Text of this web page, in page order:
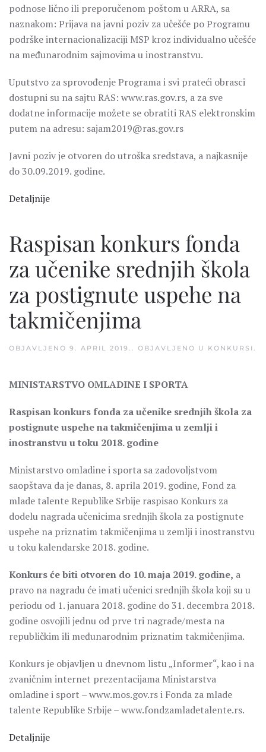
podnose lično ili preporučenom poštom u ARRA, sa
naznakom: Prijava na javni poziv za učešće po Programu
podrške internacionalizaciji MSP kroz individualno učešće
na međunarodnim sajmovima u inostranstvu.
Uputstvo za sprovođenje Programa i svi prateći obrasci
dostupni su na sajtu RAS: www.ras.gov.rs, a za sve
dodatne informacije možete se obratiti RAS elektronskim
putem na adresu: sajam2019@ras.gov.rs
Javni poziv je otvoren do utroška sredstava, a najkasnije
do 30.09.2019. godine.
Detaljnije
Raspisan konkurs fonda
za učenike srednjih škola
za postignute uspehe na
takmičenjima
OBJAVLJENO 9. APRIL 2019. . OBJAVLJENO U KONKURSI .
MINISTARSTVO OMLADINE I SPORTA
Raspisan konkurs fonda za učenike srednjih škola za
postignute uspehe na takmičenjima u zemlji i
inostranstvu u toku 2018. godine
Ministarstvo omladine i sporta sa zadovoljstvom
saopštava da je danas, 8. aprila 2019. godine, Fond za
mlade talente Republike Srbije raspisao Konkurs za
dodelu nagrada učenicima srednjih škola za postignute
uspehe na priznatim takmičenjima u zemlji i inostranstvu
u toku kalendarske 2018. godine.
Konkurs će biti otvoren do 10. maja 2019. godine, a
pravo na nagradu će imati učenici srednjih škola koji su u
periodu od 1. januara 2018. godine do 31. decembra 2018.
godine osvojili jednu od prve tri nagrade/mesta na
republičkim ili međunarodnim priznatim takmičenjima.
Konkurs je objavljen u dnevnom listu „Informer“, kao i na
zvaničnim internet prezentacijama Ministarstva
omladine i sport – www.mos.gov.rs i Fonda za mlade
talente Republike Srbije – www.fondzamladetalente.rs.
Detaljnije